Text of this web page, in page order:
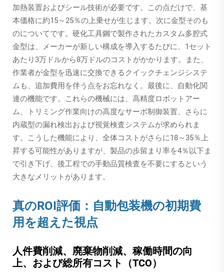
加熱装置およびシール技術が必要です。この点だけで、基
本価格に約15～25％の上乗せが生じます。次に金型そのも
のについてです。硬化工具鋼で製作されたカスタム多腔式
金型は、メーカーが新しい構成を導入するたびに、1セット
あたり3万ドルから8万ドルのコストがかかります。また、
作業者が金型を迅速に交換できるクイックチェンジシステ
ムも、追加費用を伴う点をお忘れなく。最後に、自動化関
連の機能です。これらの機械には、高精度ロボットアー
ム、トリミング作業向けの高度なサーボ制御装置、さらに
内蔵型の漏れ検出および視覚検査システムが求められま
す。こうした機能により、全体コストがさらに18～35％上
昇する可能性がありますが、製品の歩留まり率を4％以下ま
で引き下げ、後工程での手動品質検査を不要にするという
大きなメリットがあります。
真のROI評価：自動包装機の初期費
用を超えた視点
人件費削減、廃棄物削減、稼働時間の向
上、および総所有コスト（TCO）